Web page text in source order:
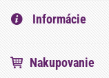
Informácie
Nakupovanie